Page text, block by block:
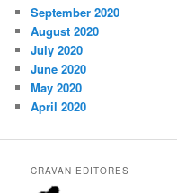
September 2020
August 2020
July 2020
June 2020
May 2020
April 2020
CRAVAN EDITORES